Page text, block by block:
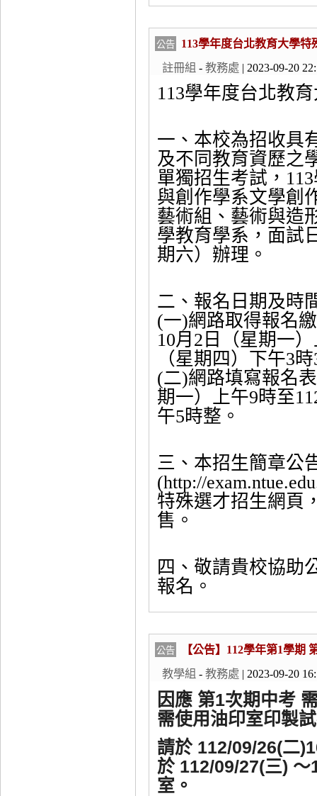
公告 113學年度台北教育大學特
註冊組 - 教務處 | 2023-09-20
113學年度台北教
一、本校為招收具
及不同教育資歷之
單獨招生考試，
與創作學系文學創
藝術組、藝術與造
學教育學系，面試
期六）辦理。
二、報名日期及時
(一)網路取得報名
10月2日（星期一
（星期四）下午3
(二)網路填寫報名
期一）上午9時至
午5時整。
三、本招生簡章公
(http://
特殊選才招生網頁
售。
四、敬請貴校協助
報名。
公告 【公告】112學年第1學期
教學組 - 教務處 | 2023-09-20
因應 第1次期中考
需使用油印室印製
請於 112/09/26(二
於 112/09/27(三) ～
室。